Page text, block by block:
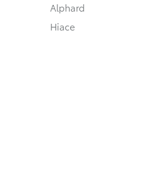
Alphard
Hiace